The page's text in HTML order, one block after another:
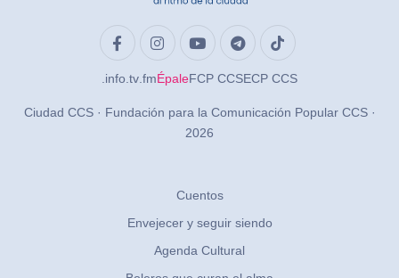
.info .tv .fmÉpaleFCP CCSECP CCS
Ciudad CCS · Fundación para la Comunicación Popular CCS ·
2026
Cuentos
Envejecer y seguir siendo
Agenda Cultural